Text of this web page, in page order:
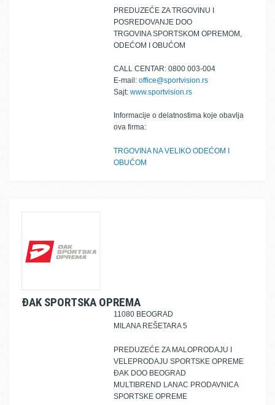
PREDUZEĆE ZA TRGOVINU I
POSREDOVANJE DOO
TRGOVINA SPORTSKOM OPREMOM,
ODEĆOM I OBUĆOM
CALL CENTAR: 0800 003-004
E-mail: office@sportvision.rs
Sajt: www.sportvision.rs
Informacije o delatnostima koje obavlja
ova firma:
TRGOVINA NA VELIKO ODEĆOM I
OBUĆOM
ĐAK SPORTSKA OPREMA
11080 BEOGRAD
MILANA REŠETARA 5
PREDUZEĆE ZA MALOPRODAJU I
VELEPRODAJU SPORTSKE OPREME
ĐAK DOO BEOGRAD
MULTIBREND LANAC PRODAVNICA
SPORTSKE OPREME